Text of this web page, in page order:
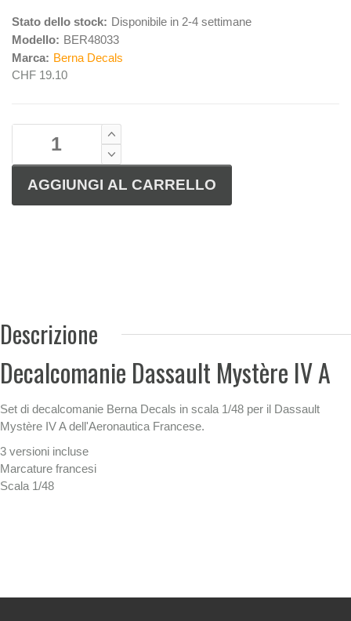
Stato dello stock: Disponibile in 2-4 settimane
Modello: BER48033
Marca: Berna Decals
CHF 19.10
Descrizione
Decalcomanie Dassault Mystère IV A
Set di decalcomanie Berna Decals in scala 1/48 per il Dassault
Mystère IV A dell'Aeronautica Francese.
3 versioni incluse
Marcature francesi
Scala 1/48